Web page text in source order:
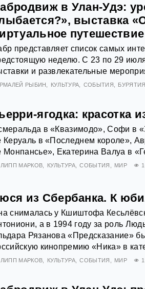
в Улан-Удэ:
выставка
представляет список самых
неделю. С 23 по 29 июля
и развлекательные
РЫБИН КУЛЬТУРА СОБЫТИЯ БУРЯТИЯ
ягодка: красотка
в «Квазимодо», Софи в
Керуаль в «Последнем короле»,
Монпансье», Екатерина Валуа в
МАРКОВ КУЛЬТУРА СОБЫТИЯ МИР
из Сбербанка. К
снималась у Кшиштофа
а в 1994 году за роль
Рязанова «Предсказание»
кинопремию «Ника» в
МАРКОВ КУЛЬТУРА СОБЫТИЯ МИР